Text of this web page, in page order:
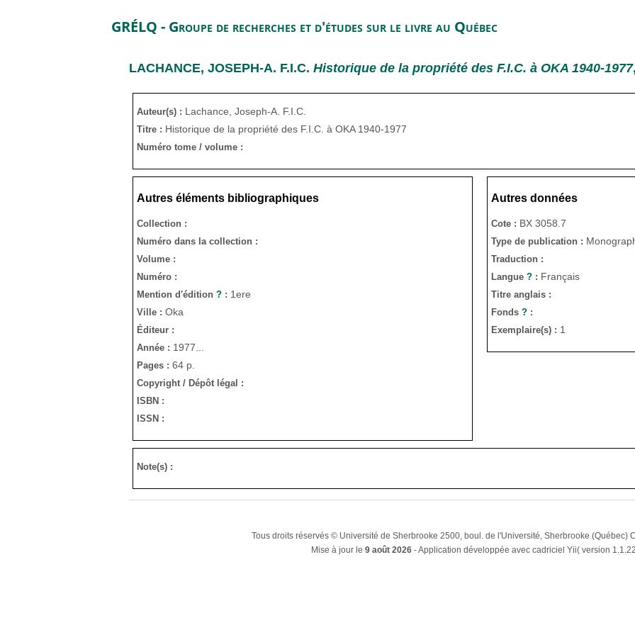
GRÉLQ - Groupe de recherches et d'études sur le livre au Québec
LACHANCE, JOSEPH-A. F.I.C. Historique de la propriété des F.I.C. à OKA 1940-1977
Auteur(s) : Lachance, Joseph-A. F.I.C.
Titre : Historique de la propriété des F.I.C. à OKA 1940-1977
Numéro tome / volume :
Autres éléments bibliographiques
Collection :
Numéro dans la collection :
Volume :
Numéro :
Mention d'édition ? : 1ere
Ville : Oka
Éditeur :
Année : 1977...
Pages : 64 p.
Copyright / Dépôt légal :
ISBN :
ISSN :
Autres données
Cote : BX 3058.7
Type de publication :
Traduction :
Langue ?: Français
Titre anglais :
Fonds ?:
Exemplaire(s) : 1
Note(s) :
Tous droits réservés © Université de Sherbrooke 2500, boul. de l'Université, Sherbrooke (Québec)
Mise à jour le 9 août 2026 - Application développée avec cadriciel Yii( version